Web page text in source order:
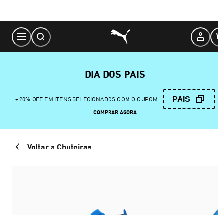
Content
DIA DOS PAIS
+ 20% OFF EM ITENS SELECIONADOS COM O CUPOM PAIS
COMPRAR AGORA
Voltar a Chuteiras